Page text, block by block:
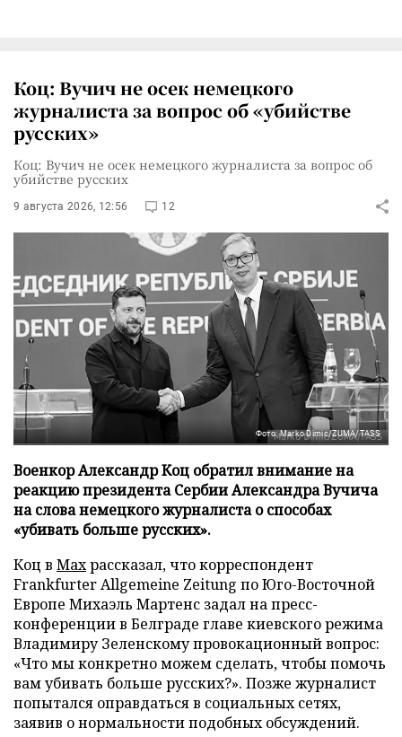
Коц: Вучич не осек немецкого
журналиста за вопрос об «убийстве
русских»
Коц: Вучич не осек немецкого журналиста за вопрос об
убийстве русских
9 августа 2026, 12:56 12
Фото: Marko Dimic/ZUMA/TASS
Военкор Александр Коц обратил внимание на
реакцию президента Сербии Александра Вучича
на слова немецкого журналиста о способах
«убивать больше русских».
Коц в Махрассказал, что корреспондент
Frankfurter Allgemeine Zeitung по Юго-Восточной
Европе Михаэль Мартенс задал на пресс-
конференции в Белграде главе киевского режима
Владимиру Зеленскому провокационный вопрос:
«Что мы конкретно можем сделать, чтобы помочь
вам убивать больше русских?». Позже журналист
попытался оправдаться в социальных сетях,
заявив о нормальности подобных обсуждений.